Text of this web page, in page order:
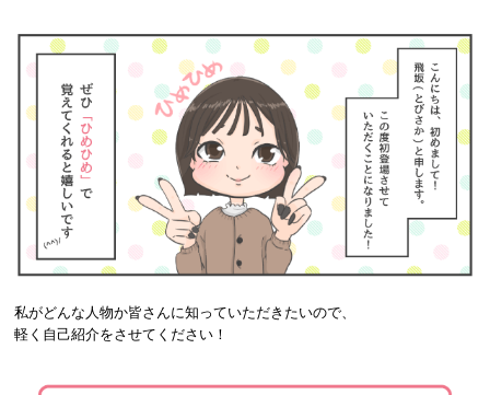
私がどんな人物か皆さんに知っていただきたいので、
軽く自己紹介をさせてください！